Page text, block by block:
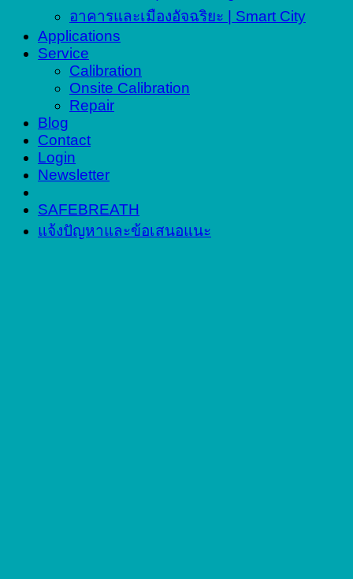
อาคารและเมืองอัจฉริยะ | Smart City
Applications
Service
Calibration
Onsite Calibration
Repair
Blog
Contact
Login
Newsletter
SAFEBREATH
แจ้งปัญหาและข้อเสนอแนะ